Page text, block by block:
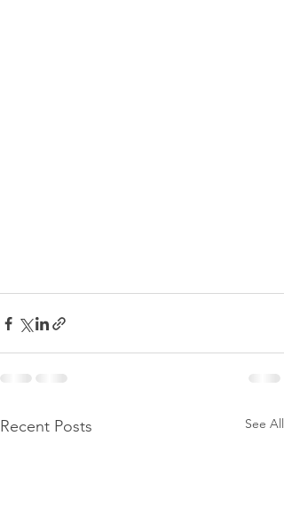
Recent Posts See All